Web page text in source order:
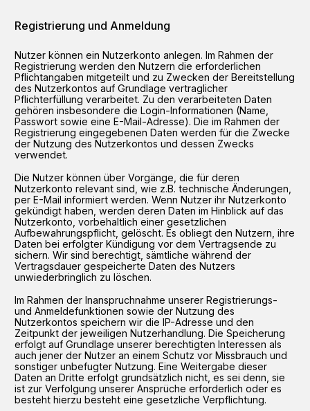
Registrierung und Anmeldung
Nutzer können ein Nutzerkonto anlegen. Im Rahmen der
Registrierung werden den Nutzern die erforderlichen
Pflichtangaben mitgeteilt und zu Zwecken der Bereitstellung
des Nutzerkontos auf Grundlage vertraglicher
Pflichterfüllung verarbeitet. Zu den verarbeiteten Daten
gehören insbesondere die Login-Informationen (Name,
Passwort sowie eine E-Mail-Adresse). Die im Rahmen der
Registrierung eingegebenen Daten werden für die Zwecke
der Nutzung des Nutzerkontos und dessen Zwecks
verwendet.
Die Nutzer können über Vorgänge, die für deren
Nutzerkonto relevant sind, wie z.B. technische Änderungen,
per E-Mail informiert werden. Wenn Nutzer ihr Nutzerkonto
gekündigt haben, werden deren Daten im Hinblick auf das
Nutzerkonto, vorbehaltlich einer gesetzlichen
Aufbewahrungspflicht, gelöscht. Es obliegt den Nutzern, ihre
Daten bei erfolgter Kündigung vor dem Vertragsende zu
sichern. Wir sind berechtigt, sämtliche während der
Vertragsdauer gespeicherte Daten des Nutzers
unwiederbringlich zu löschen.
Im Rahmen der Inanspruchnahme unserer Registrierungs-
und Anmeldefunktionen sowie der Nutzung des
Nutzerkontos speichern wir die IP-Adresse und den
Zeitpunkt der jeweiligen Nutzerhandlung. Die Speicherung
erfolgt auf Grundlage unserer berechtigten Interessen als
auch jener der Nutzer an einem Schutz vor Missbrauch und
sonstiger unbefugter Nutzung. Eine Weitergabe dieser
Daten an Dritte erfolgt grundsätzlich nicht, es sei denn, sie
ist zur Verfolgung unserer Ansprüche erforderlich oder es
besteht hierzu besteht eine gesetzliche Verpflichtung.